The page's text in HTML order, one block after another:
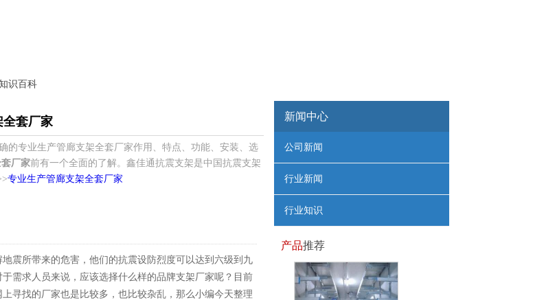
识百科
全套厂家
的专业生产管廊支架全套厂家作用、特点、功能、安装、选
厂家前有一个全面的了解。鑫佳通抗震支架是中国抗震支架
专业生产管廊支架全套厂家
震所带来的危害，他们的抗震设防烈度可以达到六级到九
需求人员来说，应该选择什么样的品牌支架厂家呢？目前
寻找的厂家也是比较多，也比较杂乱，那么小编今天整理
新闻中心
公司新闻
行业新闻
行业知识
产品推荐